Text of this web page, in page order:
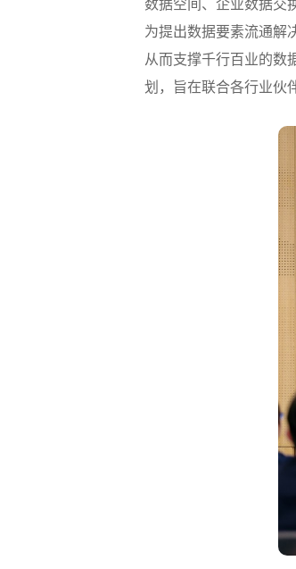
数据空间、企业数据交
为提出数据要素流通解
从而支撑千行百业的数
划，旨在联合各行业伙